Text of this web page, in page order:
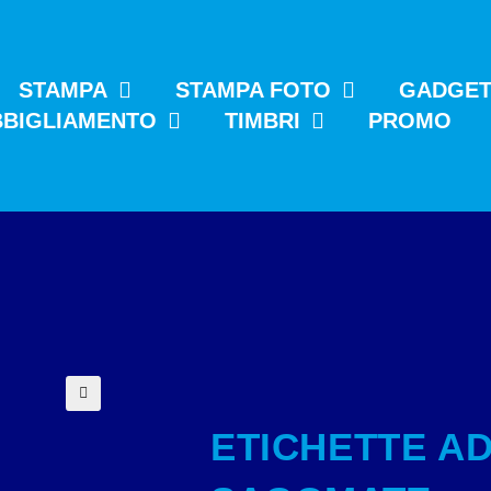
STAMPA STAMPA FOTO
GADGET
TIMBRI PROMO
ETICHETTE